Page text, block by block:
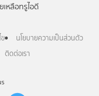
เหลือทรูไอดี
นโยบายความเป็นส่วนตัว
ติดต่อเรา